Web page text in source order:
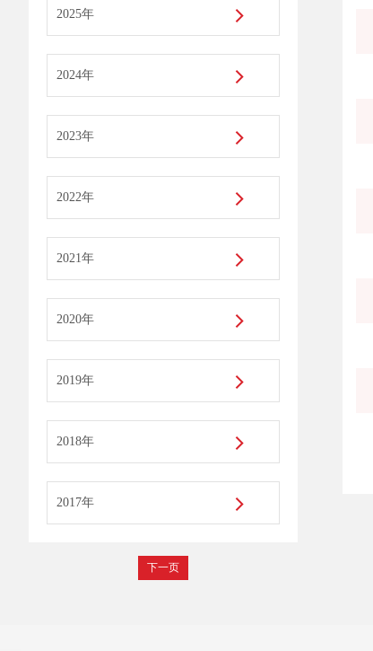
2025年
2024年
2023年
2022年
2021年
2020年
2019年
2018年
2017年
下一页